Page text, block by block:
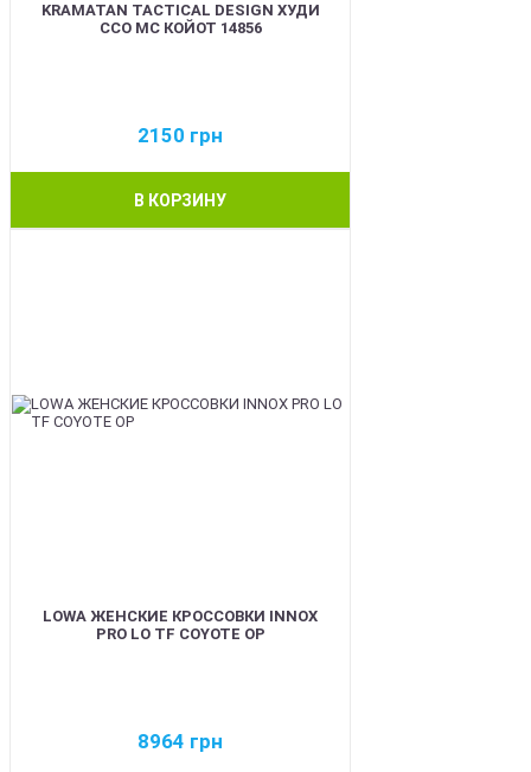
KRAMATAN TACTICAL DESIGN ХУДИ
ССО МС КОЙОТ 14856
2150 грн
В КОРЗИНУ
LOWA ЖЕНСКИЕ КРОССОВКИ INNOX
PRO LO TF COYOTE OP
8964 грн